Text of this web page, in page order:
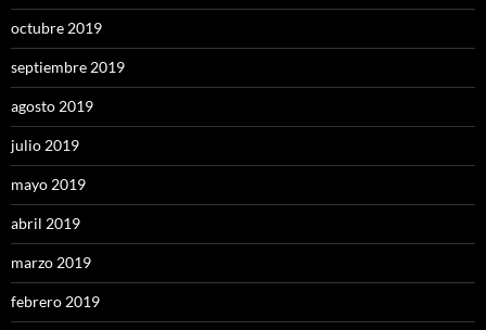
octubre 2019
septiembre 2019
agosto 2019
julio 2019
mayo 2019
abril 2019
marzo 2019
febrero 2019